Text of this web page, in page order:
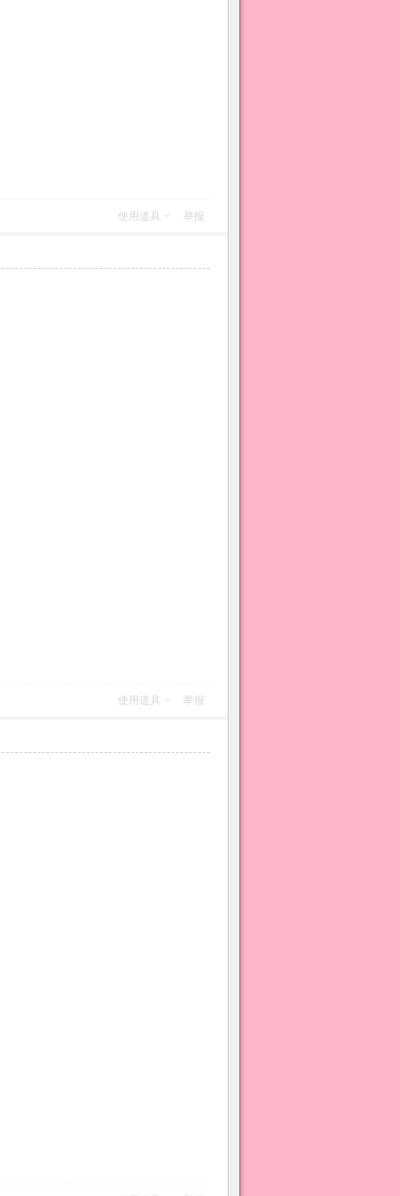
使用道具 举报
使用道具 举报